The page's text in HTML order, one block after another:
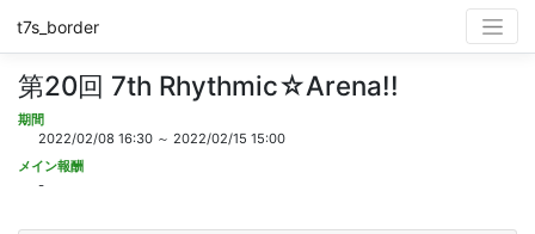
t7s_border
第20回 7th Rhythmic☆Arena!!
期間
2022/02/08 16:30 ～ 2022/02/15 15:00
メイン報酬
-